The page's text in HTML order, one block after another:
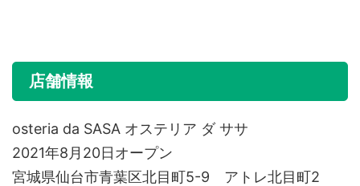
店舗情報
osteria da SASA オステリア ダ ササ
2021年8月20日オープン
宮城県仙台市青葉区北目町5-9 アトレ北目町2